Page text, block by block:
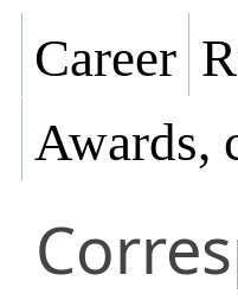
Career
Awards,